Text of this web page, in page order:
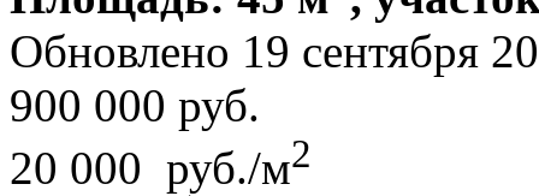
Обновлено 19 сентября
900 000 руб.
20 000 руб./м2